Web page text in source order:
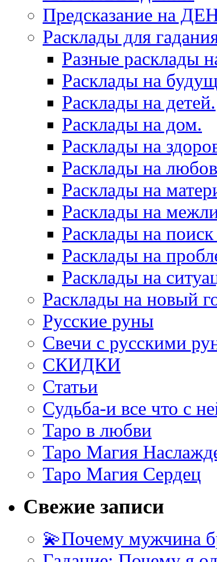
Предсказание на
Расклады для
Разные расклады
Расклады на
Расклады на детей.
Расклады на дом.
Расклады на
Расклады на
Расклады на
Расклады на
Расклады на
Расклады на
Расклады на
Расклады на новый
Русские руны
Свечи с русскими
СКИДКИ
Статьи
Судьба-и все что с
Таро в любви
Таро Магия
Таро Магия Сердец
Свежие записи
💫Почему мужчина